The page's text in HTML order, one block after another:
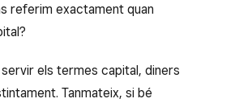
referim exactament quan
els termes capital, diners
Tanmateix, si bé